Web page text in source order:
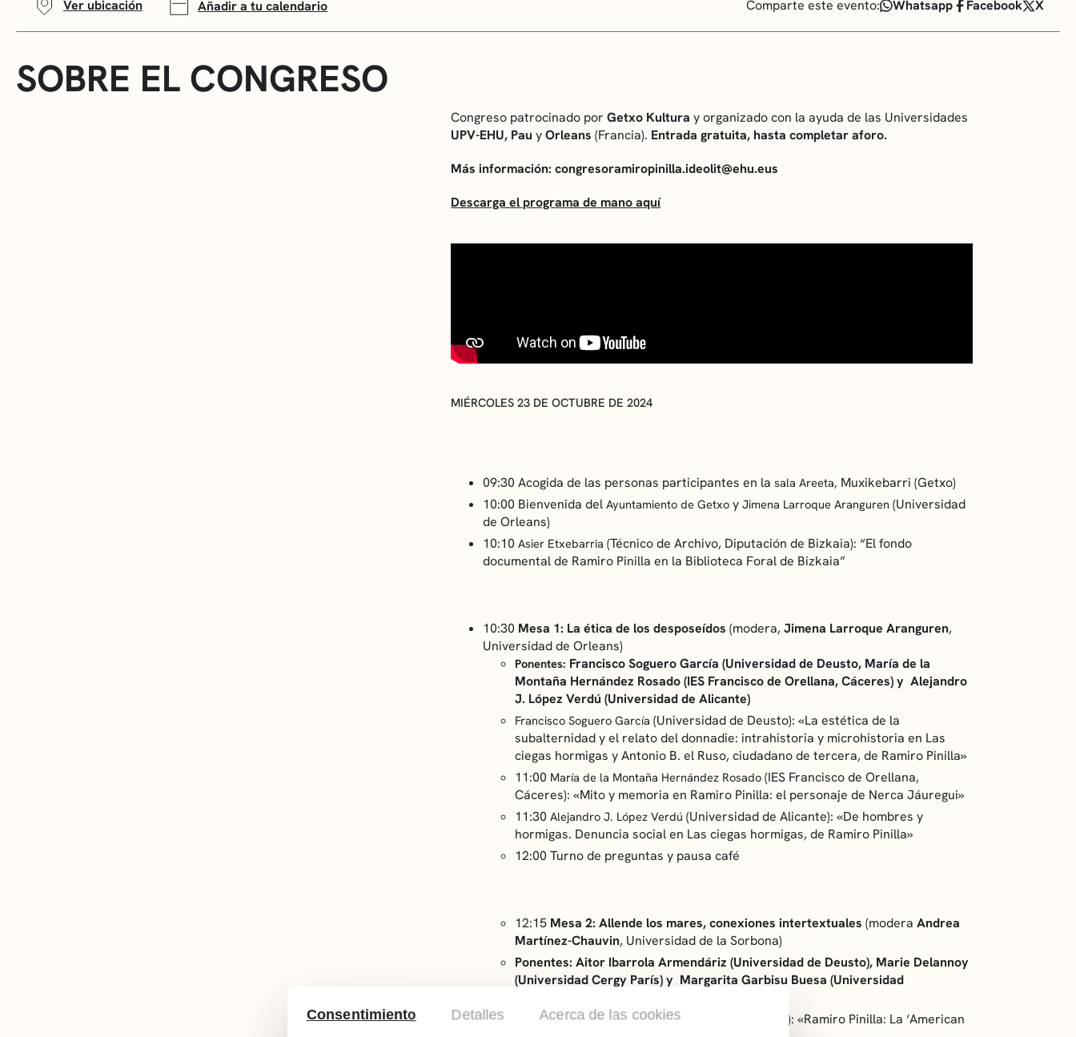
Consentimiento Detalles Acerca de las cookies
Ver ubicación Añadir a tu calendario Comparte este evento: Whatsapp Facebook X
SOBRE EL CONGRESO
Congreso patrocinado porGetxo Kulturay organizado con la ayuda de las Universidades
UPV-EHU, PauyOrleans(Francia). Entrada gratuita, hasta completar aforo.
Más información: congresoramiropinilla.ideolit@ehu.eus
Descarga el programa de mano aquí
MIÉRCOLES 23 DE OCTUBRE DE 2024
09:30 Acogida de las personas participantes en lasala Areeta, Muxikebarri (Getxo)
10:00 Bienvenida delAyuntamiento de GetxoyJimena Larroque Aranguren(Universidad
de Orleans)
10:10Asier Etxebarria(Técnico de Archivo, Diputación de Bizkaia): “El fondo
documental de Ramiro Pinilla en la Biblioteca Foral de Bizkaia”
10:30 Mesa 1: La ética de los desposeídos (modera,Jimena Larroque Aranguren,
Universidad de Orleans)
Ponentes: Francisco Soguero García (Universidad de Deusto, María de la
Montaña Hernández Rosado (IES Francisco de Orellana, Cáceres) y Alejandro
J. López Verdú (Universidad de Alicante)
Francisco Soguero García(Universidad de Deusto):«La estética de la
subalternidad y el relato del donnadie: intrahistoria y microhistoria en Las
ciegas hormigas yAntonio B. el Ruso, ciudadano de tercera,de Ramiro Pinilla»
11:00 María de la Montaña Hernández Rosado(IES Francisco de Orellana,
Cáceres): «Mito y memoria en Ramiro Pinilla: el personaje de Nerca Jáuregui»
11:30Alejandro J. López Verdú(Universidad de Alicante): «De hombres y
hormigas. Denuncia social en Las ciegas hormigas,de Ramiro Pinilla»
12:00 Turno de preguntas y pausa café
12:15 Mesa 2: Allende los mares, conexiones intertextuales (moderaAndrea
Martínez-Chauvin, Universidad de la Sorbona)
Ponentes: Aitor Ibarrola Armendáriz (Universidad de Deusto), Marie Delannoy
(Universidad Cergy París) y Margarita Garbisu Buesa (Universidad
Aitor Ibarrola Armendáriz(Universidad de Deusto):«Ramiro Pinilla: La ‘American